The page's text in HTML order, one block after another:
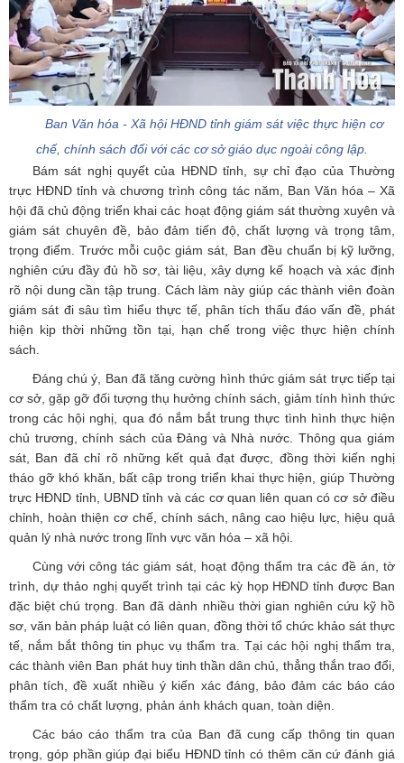
Ban Văn hóa - Xã hội HĐND tỉnh giám sát việc thực hiện cơ
chế, chính sách đối với các cơ sở giáo dục ngoài công lập.
Bám sát nghị quyết của HĐND tỉnh, sự chỉ đạo của Thường
trực HĐND tỉnh và chương trình công tác năm, Ban Văn hóa – Xã
hội đã chủ động triển khai các hoạt động giám sát thường xuyên và
giám sát chuyên đề, bảo đảm tiến độ, chất lượng và trọng tâm,
trọng điểm. Trước mỗi cuộc giám sát, Ban đều chuẩn bị kỹ lưỡng,
nghiên cứu đầy đủ hồ sơ, tài liệu, xây dựng kế hoạch và xác định
rõ nội dung cần tập trung. Cách làm này giúp các thành viên đoàn
giám sát đi sâu tìm hiểu thực tế, phân tích thấu đáo vấn đề, phát
hiện kịp thời những tồn tại, hạn chế trong việc thực hiện chính
sách.
Đáng chú ý, Ban đã tăng cường hình thức giám sát trực tiếp tại
cơ sở, gặp gỡ đối tượng thụ hưởng chính sách, giảm tính hình thức
trong các hội nghị, qua đó nắm bắt trung thực tình hình thực hiện
chủ trương, chính sách của Đảng và Nhà nước. Thông qua giám
sát, Ban đã chỉ rõ những kết quả đạt được, đồng thời kiến nghị
tháo gỡ khó khăn, bất cập trong triển khai thực hiện, giúp Thường
trực HĐND tỉnh, UBND tỉnh và các cơ quan liên quan có cơ sở điều
chỉnh, hoàn thiện cơ chế, chính sách, nâng cao hiệu lực, hiệu quả
quản lý nhà nước trong lĩnh vực văn hóa – xã hội.
Cùng với công tác giám sát, hoạt động thẩm tra các đề án, tờ
trình, dự thảo nghị quyết trình tại các kỳ họp HĐND tỉnh được Ban
đặc biệt chú trọng. Ban đã dành nhiều thời gian nghiên cứu kỹ hồ
sơ, văn bản pháp luật có liên quan, đồng thời tổ chức khảo sát thực
tế, nắm bắt thông tin phục vụ thẩm tra. Tại các hội nghị thẩm tra,
các thành viên Ban phát huy tinh thần dân chủ, thẳng thắn trao đổi,
phân tích, đề xuất nhiều ý kiến xác đáng, bảo đảm các báo cáo
thẩm tra có chất lượng, phản ánh khách quan, toàn diện.
Các báo cáo thẩm tra của Ban đã cung cấp thông tin quan
trọng, góp phần giúp đại biểu HĐND tỉnh có thêm căn cứ đánh giá